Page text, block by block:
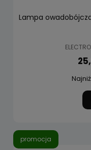
Lampa owadobójcza
promocja